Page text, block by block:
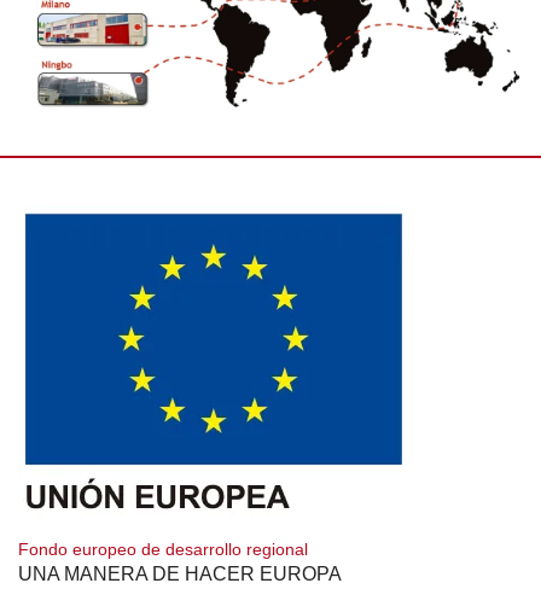
Fondo europeo de desarrollo regional
UNA MANERA DE HACER EUROPA